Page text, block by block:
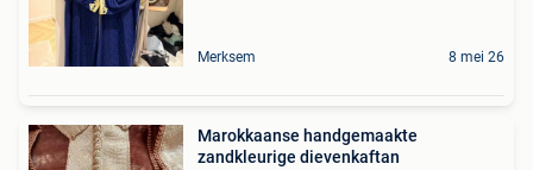
Merksem 8 mei 26
Marokkaanse handgemaakte
zandkleurige dievenkaftan